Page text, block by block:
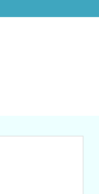
ウ